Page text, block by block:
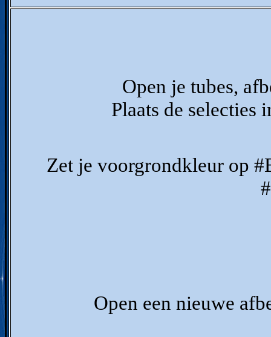
Open je tubes,
Plaats de selecties
Zet je voorgrondkleur op
Open een nieuwe